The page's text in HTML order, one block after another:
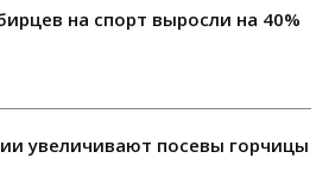
на спорт выросли на 40%
увеличивают посевы горчицы